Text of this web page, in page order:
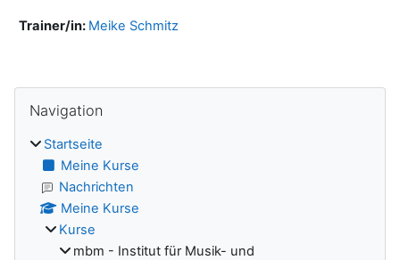
Trainer/in: Meike Schmitz
Blöcke
Navigation
Startseite
Meine Kurse
Nachrichten
Meine Kurse
Kurse
mbm - Institut für Musik- und